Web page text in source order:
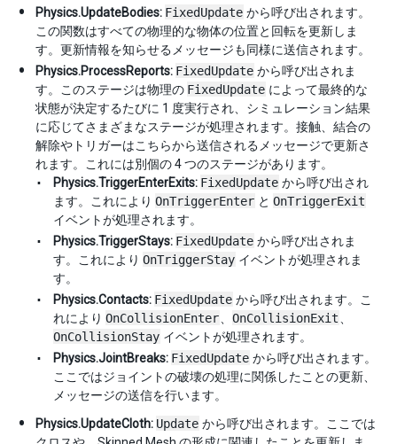
Physics.UpdateBodies: FixedUpdate から呼び出されます。
この関数はすべての物理的な物体の位置と回転を更新しま
す。更新情報を知らせるメッセージも同様に送信されます。
Physics.ProcessReports: FixedUpdate から呼び出されま
す。このステージは物理の FixedUpdate によって最終的な
状態が決定するたびに 1 度実行され、シミュレーション結果
に応じてさまざまなステージが処理されます。接触、結合の
解除やトリガーはこちらから送信されるメッセージで更新さ
れます。これには別個の 4 つのステージがあります。
Physics.TriggerEnterExits: FixedUpdate から呼び出され
ます。これにより OnTriggerEnter と OnTriggerExit
イベントが処理されます。
Physics.TriggerStays: FixedUpdate から呼び出されま
す。これにより OnTriggerStay イベントが処理されま
す。
Physics.Contacts: FixedUpdate から呼び出されます。こ
れにより OnCollisionEnter OnCollisionExit
OnCollisionStay イベントが処理されます。
Physics.JointBreaks: FixedUpdate から呼び出されます。
ここではジョイントの破壊の処理に関係したことの更新、
メッセージの送信を行います。
Physics.UpdateCloth: Update から呼び出されます。ここでは